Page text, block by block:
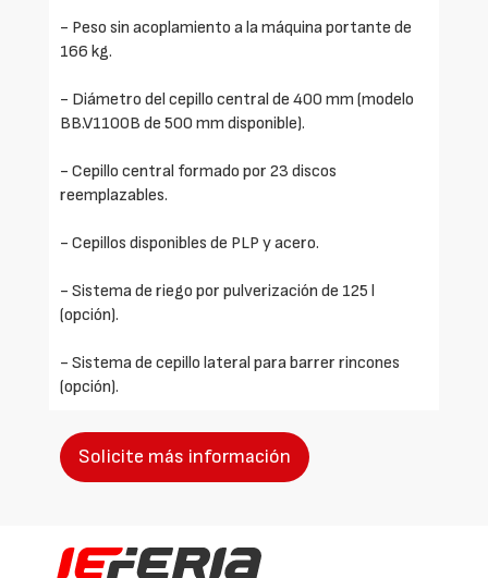
- Peso sin acoplamiento a la máquina portante de
166 kg.
- Diámetro del cepillo central de 400 mm (modelo
BB.V1100B de 500 mm disponible).
- Cepillo central formado por 23 discos
reemplazables.
- Cepillos disponibles de PLP y acero.
- Sistema de riego por pulverización de 125 l
(opción).
- Sistema de cepillo lateral para barrer rincones
(opción).
Solicite más información